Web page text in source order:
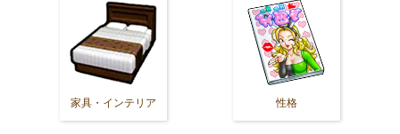
家具・インテリア 性格